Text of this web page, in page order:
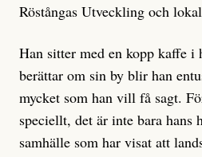
Röstångas Utveckling och
Han sitter med en kopp kaffe i
berättar om sin by blir han
mycket som han vill få sagt.
speciellt, det är inte bara hans
samhälle som har visat att